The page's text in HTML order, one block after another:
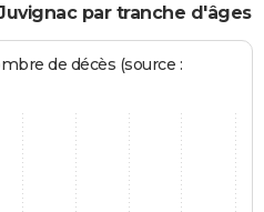
par tranche d'âges
de décès (source :